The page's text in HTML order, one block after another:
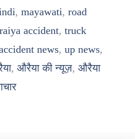
, mayawati, road
accident, truck
news, up news,
, औरैया की न्यूज़, औरैया